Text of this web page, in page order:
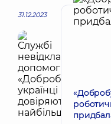
31.12.2023